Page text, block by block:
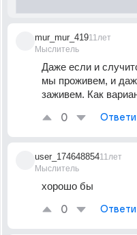
mur_mur_419
Мыслитель
11лет
Даже если и
мы проживем, и
заживем. Как
0
user_174648854
Мыслитель
11лет
хорошо бы
0